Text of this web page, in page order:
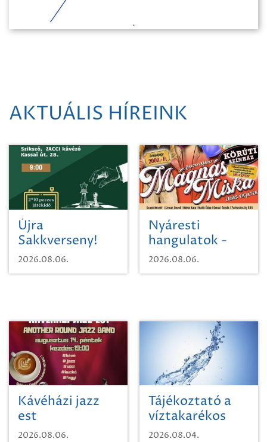
AKTUÁLIS HÍREINK
Újra
Sakkverseny!
2026.08.06.
Nyáresti
hangulatok -
Mágnás Miska
2026.08.06.
Kávéházi jazz
est
2026.08.06.
Tájékoztató a
víztakarékos
vízhasználatról
2026.08.04.